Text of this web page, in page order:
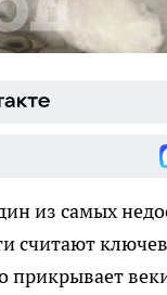
из самых
считают
прикрывает